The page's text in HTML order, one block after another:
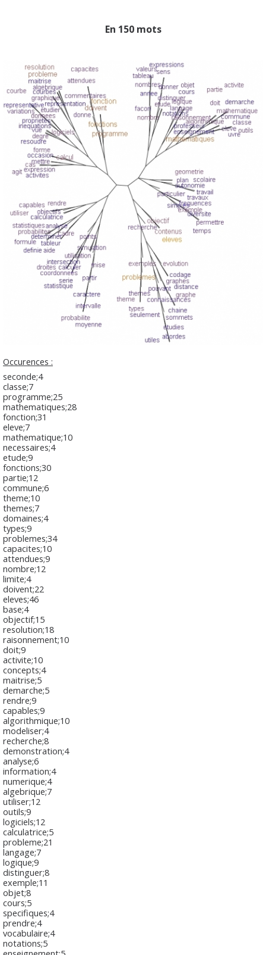
En 150 mots
Occurences :
seconde;4
classe;7
programme;25
mathematiques;28
fonction;31
eleve;7
mathematique;10
necessaires;4
etude;9
fonctions;30
partie;12
commune;6
theme;10
themes;7
domaines;4
types;9
problemes;34
capacites;10
attendues;9
nombre;12
limite;4
doivent;22
eleves;46
base;4
objectif;15
resolution;18
raisonnement;10
doit;9
activite;10
concepts;4
maitrise;5
demarche;5
rendre;9
capables;9
algorithmique;10
modeliser;4
recherche;8
demonstration;4
analyse;6
information;4
numerique;4
algebrique;7
utiliser;12
outils;9
logiciels;12
calculatrice;5
probleme;21
langage;7
logique;9
distinguer;8
exemple;11
objet;8
cours;5
specifiques;4
prendre;4
vocabulaire;4
notations;5